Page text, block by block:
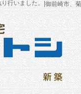
行いました。|御前崎市、